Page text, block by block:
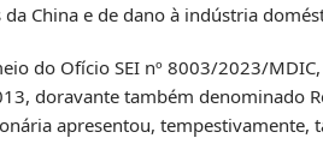
China e de dano à indústria
do Ofício SEI nº 8003/2023/
doravante também
apresentou,